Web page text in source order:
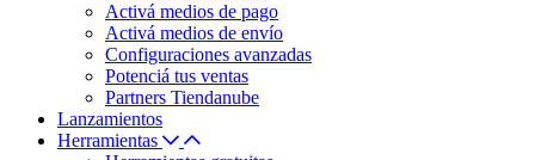
Activá medios de pago
Activá medios de envío
Configuraciones avanzadas
Potenciá tus ventas
Partners Tiendanube
Lanzamientos
Herramientas